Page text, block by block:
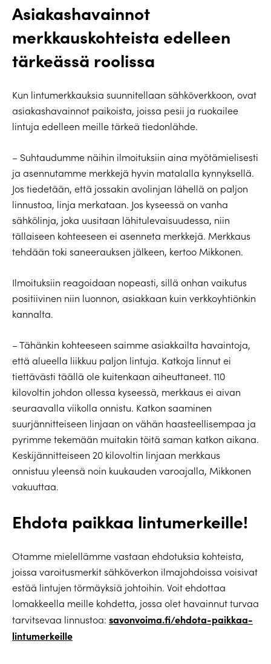
Asiakashavainnot
merkkauskohteista edelleen
tärkeässä roolissa
Kun lintumerkkauksia suunnitellaan sähköverkkoon, ovat
asiakashavainnot paikoista, joissa pesii ja ruokailee
lintuja edelleen meille tärkeä tiedonlähde.
– Suhtaudumme näihin ilmoituksiin aina myötämielisesti
ja asennutamme merkkejä hyvin matalalla kynnyksellä.
Jos tiedetään, että jossakin avolinjan lähellä on paljon
linnustoa, linja merkataan. Jos kyseessä on vanha
sähkölinja, joka uusitaan lähitulevaisuudessa, niin
tällaiseen kohteeseen ei asenneta merkkejä. Merkkaus
tehdään toki saneerauksen jälkeen, kertoo Mikkonen.
Ilmoituksiin reagoidaan nopeasti, sillä onhan vaikutus
positiivinen niin luonnon, asiakkaan kuin verkkoyhtiönkin
kannalta.
– Tähänkin kohteeseen saimme asiakkailta havaintoja,
että alueella liikkuu paljon lintuja. Katkoja linnut ei
tiettävästi täällä ole kuitenkaan aiheuttaneet. 110
kilovoltin johdon ollessa kyseessä, merkkaus ei aivan
seuraavalla viikolla onnistu. Katkon saaminen
suurjännitteiseen linjaan on vähän haasteellisempaa ja
pyrimme tekemään muitakin töitä saman katkon aikana.
Keskijännitteiseen 20 kilovoltin linjaan merkkaus
onnistuu yleensä noin kuukauden varoajalla, Mikkonen
vakuuttaa.
Ehdota paikkaa lintumerkeille!
Otamme mielellämme vastaan ehdotuksia kohteista,
joissa varoitusmerkit sähköverkon ilmajohdoissa voisivat
estää lintujen törmäyksiä johtoihin. Voit ehdottaa
lomakkeella meille kohdetta, jossa olet havainnut turvaa
tarvitsevaa linnustoa: savonvoima.fi/ehdota-paikkaa-
lintumerkeille